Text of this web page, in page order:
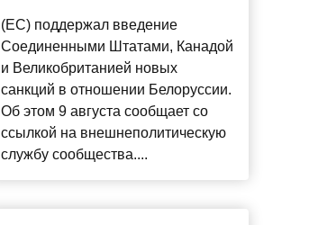
(ЕС) поддержал введение
Соединенными Штатами, Канадой
и Великобританией новых
санкций в отношении Белоруссии.
Об этом 9 августа сообщает со
ссылкой на внешнеполитическую
службу сообщества....